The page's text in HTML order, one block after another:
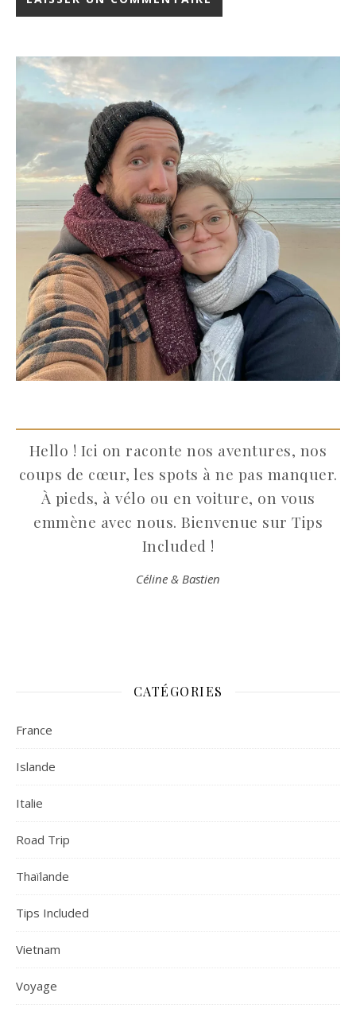
Hello ! Ici on raconte nos aventures, nos
coups de cœur, les spots à ne pas manquer.
À pieds, à vélo ou en voiture, on vous
emmène avec nous. Bienvenue sur Tips
Included !
Céline & Bastien
CATÉGORIES
France
Islande
Italie
Road Trip
Thaïlande
Tips Included
Vietnam
Voyage